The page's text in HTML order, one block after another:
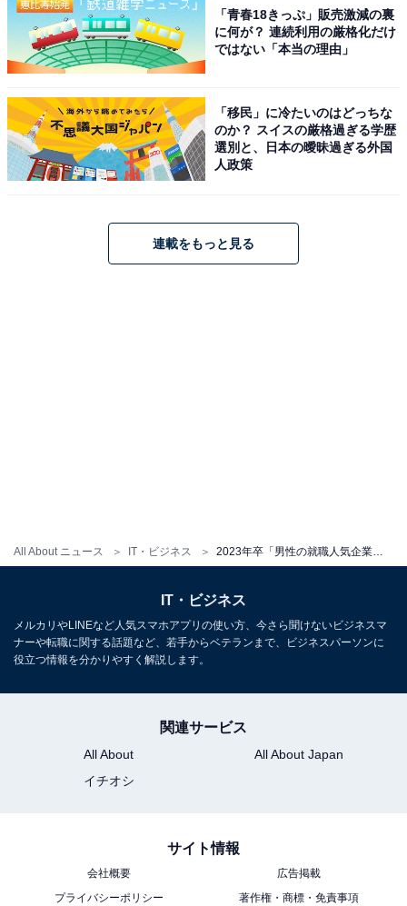
All About ニュース IT・ビジネス
・プレスリリース
「青春18きっぷ」販売激減の裏
に何が？ 連続利用の厳格化だけ
ではない「本当の理由」
「移民」に冷たいのはどっちな
のか？ スイスの厳格過ぎる学歴
選別と、日本の曖昧過ぎる外国
人政策
連載をもっと見る
IT・ビジネス
メルカリやLINEなど人気スマホアプリの使い方、今さら聞けないビジネスマ
ナーや転職に関する話題など、若手からベテランまで、ビジネスパーソンに
役立つ情報を分かりやすく解説します。
関連サービス
All About
All About Japan
イチオシ
サイト情報
会社概要
広告掲載
プライバシーポリシー
著作権・商標・免責事項